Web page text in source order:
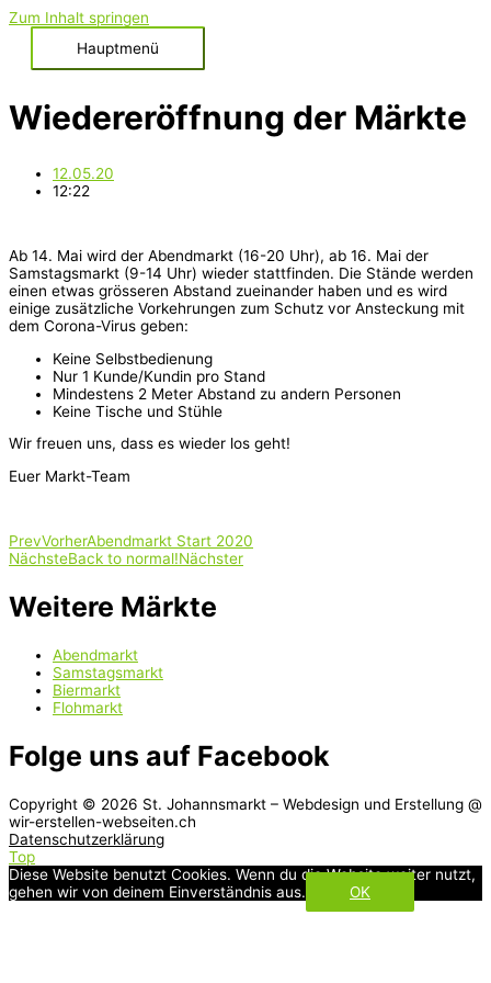
Zum Inhalt springen
Hauptmenü
Wiedereröffnung der Märkte
12.05.20
12:22
Ab 14. Mai wird der Abendmarkt (16-20 Uhr), ab 16. Mai der
Samstagsmarkt (9-14 Uhr) wieder stattfinden. Die Stände werden
einen etwas grösseren Abstand zueinander haben und es wird
einige zusätzliche Vorkehrungen zum Schutz vor Ansteckung mit
dem Corona-Virus geben:
Keine Selbstbedienung
Nur 1 Kunde/Kundin pro Stand
Mindestens 2 Meter Abstand zu andern Personen
Keine Tische und Stühle
Wir freuen uns, dass es wieder los geht!
Euer Markt-Team
PrevVorherAbendmarkt Start 2020
NächsteBack to normal!Nächster
Weitere Märkte
Abendmarkt
Samstagsmarkt
Biermarkt
Flohmarkt
Folge uns auf Facebook
Copyright © 2026 St. Johannsmarkt – Webdesign und Erstellung @
wir-erstellen-webseiten.ch
Datenschutzerklärung
Top
Diese Website benutzt Cookies. Wenn du die Website weiter nutzt,
gehen wir von deinem Einverständnis aus.
OK